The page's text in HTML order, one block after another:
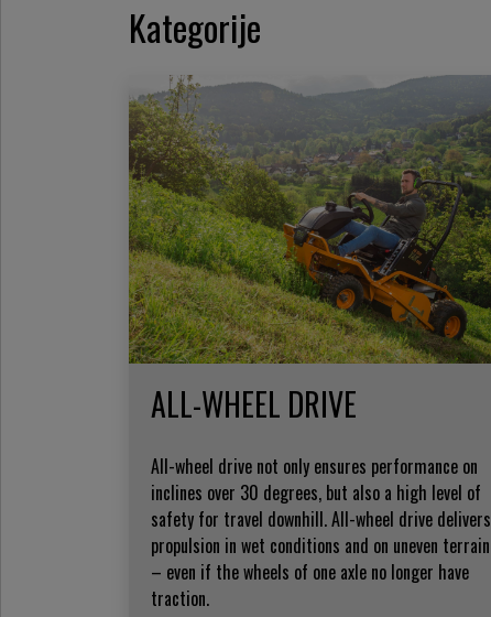
Kategorije
ALL-WHEEL DRIVE
All-wheel drive not only ensures performance on
inclines over 30 degrees, but also a high level of
safety for travel downhill. All-wheel drive delivers
propulsion in wet conditions and on uneven terrain
– even if the wheels of one axle no longer have
traction.